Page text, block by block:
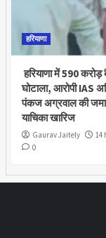
हरियाणा
हरियाणा में 590
घोटाला, आरोपी IAS
पंकज अग्रवाल की
याचिका खारिज
Gaurav Jaitely
14
0